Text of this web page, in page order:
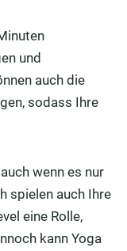
und
auch die
sodass Ihre
wenn es nur
spielen auch Ihre
eine Rolle,
kann Yoga